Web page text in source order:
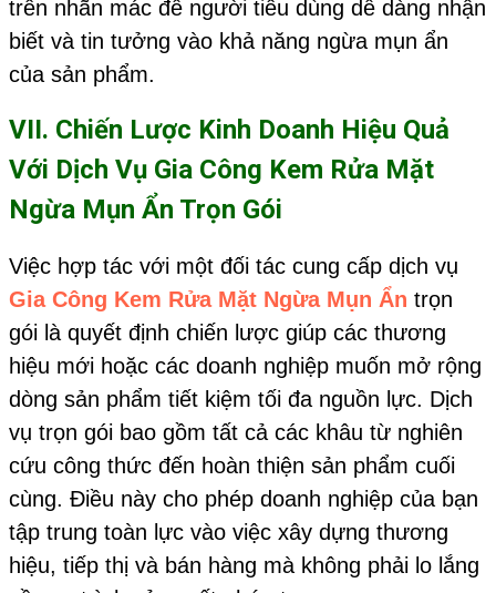
trên nhãn mác để người tiêu dùng dễ dàng nhận
biết và tin tưởng vào khả năng ngừa mụn ẩn
của sản phẩm.
VII. Chiến Lược Kinh Doanh Hiệu Quả
Với Dịch Vụ Gia Công Kem Rửa Mặt
Ngừa Mụn Ẩn Trọn Gói
Việc hợp tác với một đối tác cung cấp dịch vụ
Gia Công Kem Rửa Mặt Ngừa Mụn Ẩn trọn
gói là quyết định chiến lược giúp các thương
hiệu mới hoặc các doanh nghiệp muốn mở rộng
dòng sản phẩm tiết kiệm tối đa nguồn lực. Dịch
vụ trọn gói bao gồm tất cả các khâu từ nghiên
cứu công thức đến hoàn thiện sản phẩm cuối
cùng. Điều này cho phép doanh nghiệp của bạn
tập trung toàn lực vào việc xây dựng thương
hiệu, tiếp thị và bán hàng mà không phải lo lắng